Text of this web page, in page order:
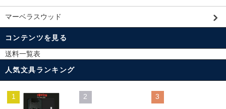
マーベラスウッド
コンテンツを見る
送料一覧表
人気文具ランキング
1 2 3